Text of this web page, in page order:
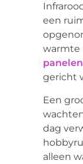
een
warmte
gericht
Een
dag
alleen